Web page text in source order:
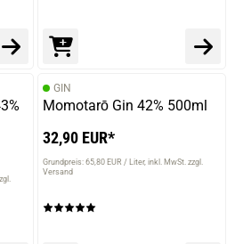
GIN
Momotarō Gin 42% 500ml
32,90 EUR*
Grundpreis: 65,80 EUR / Liter inkl. MwSt. zzgl.
Versand